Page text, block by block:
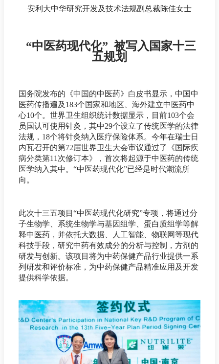
安利大中华研究开发及技术法规副总裁陈佳女士
“中医药现代化” 被写入国家十三
五规划
国务院发布的《中国的中医药》白皮书显示，中国中
医药传播遍及183个国家和地区、海外建立中医药中
心10个。世界卫生组织统计数据显示，目前103个会
员国认可使用针灸，其中29个设立了传统医学的法律
法规，18个将针灸纳入医疗保险体系。今年在瑞士日
内瓦召开的第72届世界卫生大会审议通过了《国际疾
病分类第11次修订本》，首次将起源于中医药的传统
医学纳入其中。“中医药现代化”已经是时代潮流所
向。
此次十三五项目“中医药现代化研究”专项，将通过分
子生物学、系统生物学与基因组学、蛋白质组学等解
释中医药，并依托大数据、人工智能、物联网等现代
科技手段，研究中药有效成分的分析与控制，方剂的
研发与创新。该项目将为中药保健产品行业提供一系
列研发和评价标准，为中药保健产品精准应用及开发
提供科学依据。